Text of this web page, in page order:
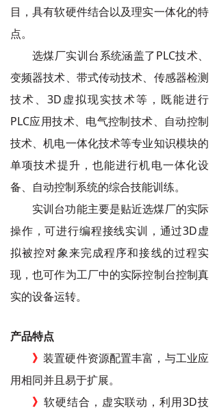
目，具有软硬件结合以及理实一体化的特
点。
选煤厂实训台系统涵盖了PLC技术、
变频器技术、带式传动技术、传感器检测
技术、3D虚拟现实技术等，既能进行
PLC应用技术、电气控制技术、自动控制
技术、机电一体化技术等专业知识模块的
单项技术提升，也能进行机电一体化设
备、自动控制系统的综合技能训练。
实训台功能主要是贴近选煤厂的实际
操作，可进行编程接线实训，通过3D虚
拟被控对象来完成程序和接线的过程实
现，也可作为工厂中的实际控制台控制真
实的设备运转。
产品特点
》装置硬件资源配置丰富，与工业应
用相同并且易于扩展。
》 软硬结合，虚实联动，利用3D技